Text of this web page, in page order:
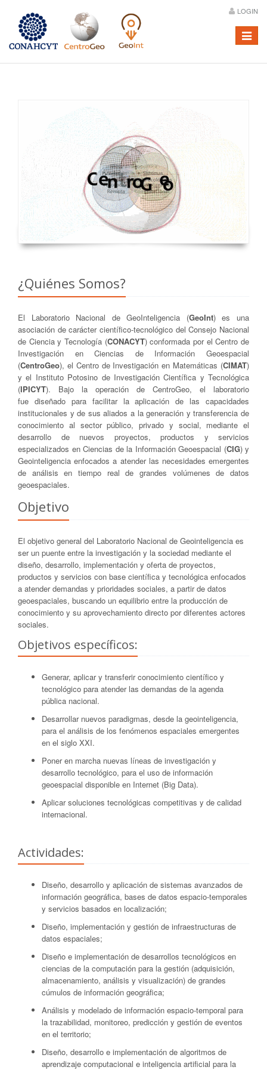
LOGIN
Menú
¿Quiénes Somos?
El Laboratorio Nacional de GeoInteligencia (GeoInt) es una
asociación de carácter científico-tecnológico del Consejo Nacional
de Ciencia y Tecnología (CONACYT) conformada por el Centro de
Investigación en Ciencias de Información Geoespacial
(CentroGeo), el Centro de Investigación en Matemáticas (CIMAT)
y el Instituto Potosino de Investigación Científica y Tecnológica
(IPICYT). Bajo la operación de CentroGeo, el laboratorio
fue diseñado para facilitar la aplicación de las capacidades
institucionales y de sus aliados a la generación y transferencia de
conocimiento al sector público, privado y social, mediante el
desarrollo de nuevos proyectos, productos y servicios
especializados en Ciencias de la Información Geoespacial (CIG) y
Geointeligencia enfocados a atender las necesidades emergentes
de análisis en tiempo real de grandes volúmenes de datos
geoespaciales.
Objetivo
El objetivo general del Laboratorio Nacional de Geointeligencia es
ser un puente entre la investigación y la sociedad mediante el
diseño, desarrollo, implementación y oferta de proyectos,
productos y servicios con base científica y tecnológica enfocados
a atender demandas y prioridades sociales, a partir de datos
geoespaciales, buscando un equilibrio entre la producción de
conocimiento y su aprovechamiento directo por diferentes actores
sociales.
Objetivos específicos:
Generar, aplicar y transferir conocimiento científico y
tecnológico para atender las demandas de la agenda
pública nacional.
Desarrollar nuevos paradigmas, desde la geointeligencia,
para el análisis de los fenómenos espaciales emergentes
en el siglo XXI.
Poner en marcha nuevas líneas de investigación y
desarrollo tecnológico, para el uso de información
geoespacial disponible en Internet (Big Data).
Aplicar soluciones tecnológicas competitivas y de calidad
internacional.
Actividades:
Diseño, desarrollo y aplicación de sistemas avanzados de
información geográfica, bases de datos espacio-temporales
y servicios basados en localización;
Diseño, implementación y gestión de infraestructuras de
datos espaciales;
Diseño e implementación de desarrollos tecnológicos en
ciencias de la computación para la gestión (adquisición,
almacenamiento, análisis y visualización) de grandes
cúmulos de información geográfica;
Análisis y modelado de información espacio-temporal para
la trazabilidad, monitoreo, predicción y gestión de eventos
en el territorio;
Diseño, desarrollo e implementación de algoritmos de
aprendizaje computacional e inteligencia artificial para la